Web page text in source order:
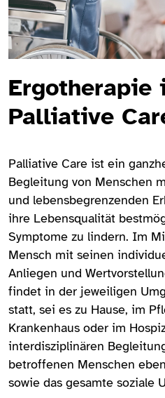
Ergotherapie
Palliative
Palliative Care ist ein
Begleitung von Menschen
und lebensbegrenzenden
ihre Lebensqualität
Symptome zu lindern. Im
Mensch mit seinen
Anliegen und
findet in der jeweiligen
statt, sei es zu Hause, im
Krankenhaus oder im
interdisziplinären
betroffenen Menschen
sowie das gesamte soziale